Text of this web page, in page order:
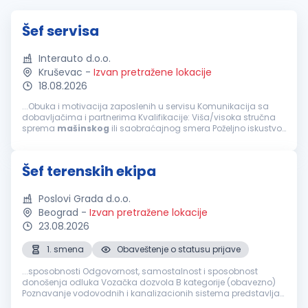
Šef servisa
Interauto d.o.o.
Kruševac - Izvan pretražene lokacije
18.08.2026
...Obuka i motivacija zaposlenih u servisu Komunikacija sa
dobavljačima i partnerima Kvalifikacije: Viša/visoka stručna
sprema mašinskog ili saobraćajnog smera Poželjno iskustvo
Šef terenskih ekipa
Poslovi Grada d.o.o.
Beograd - Izvan pretražene lokacije
23.08.2026
1. smena
Obaveštenje o statusu prijave
...sposobnosti Odgovornost, samostalnost i sposobnost
donošenja odluka Vozačka dozvola B kategorije (obavezno)
Poznavanje vodovodnih i kanalizacionih sistema predstavlja